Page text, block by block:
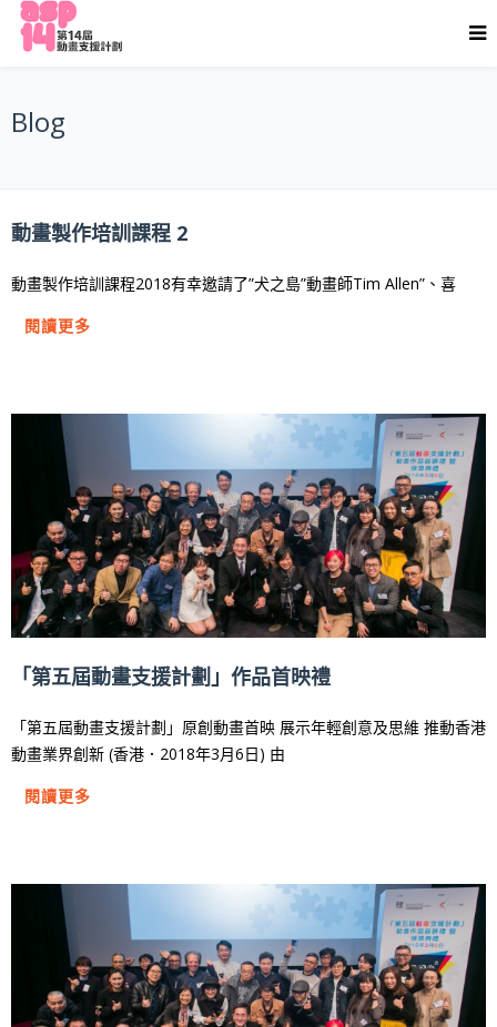
Blog
動畫製作培訓課程 2
動畫製作培訓課程2018有幸邀請了”犬之島”動畫師Tim Allen”、喜
閱讀更多
「第五屆動畫支援計劃」作品首映禮
「第五屆動畫支援計劃」原創動畫首映 展示年輕創意及思維 推動香港
動畫業界創新 (香港．2018年3月6日) 由
閱讀更多